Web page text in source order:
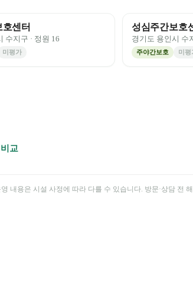
호센터
수지구 · 정원 16
미평가
성심주간보호
경기도 용인시 수
주야간보호 미평
교
내용은 시설 사정에 따라 다를 수 있습니다. 방문·상담 전